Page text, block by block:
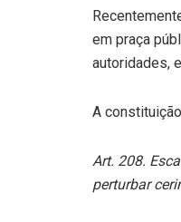
em praça
autoridades,
A
Art. 208.
perturbar